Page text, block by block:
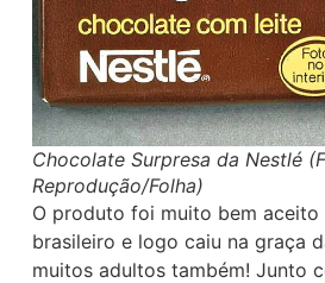
Chocolate Surpresa da Nestlé
Reprodução/Folha)
O produto foi muito bem
brasileiro e logo caiu na graça
muitos adultos também! Junto